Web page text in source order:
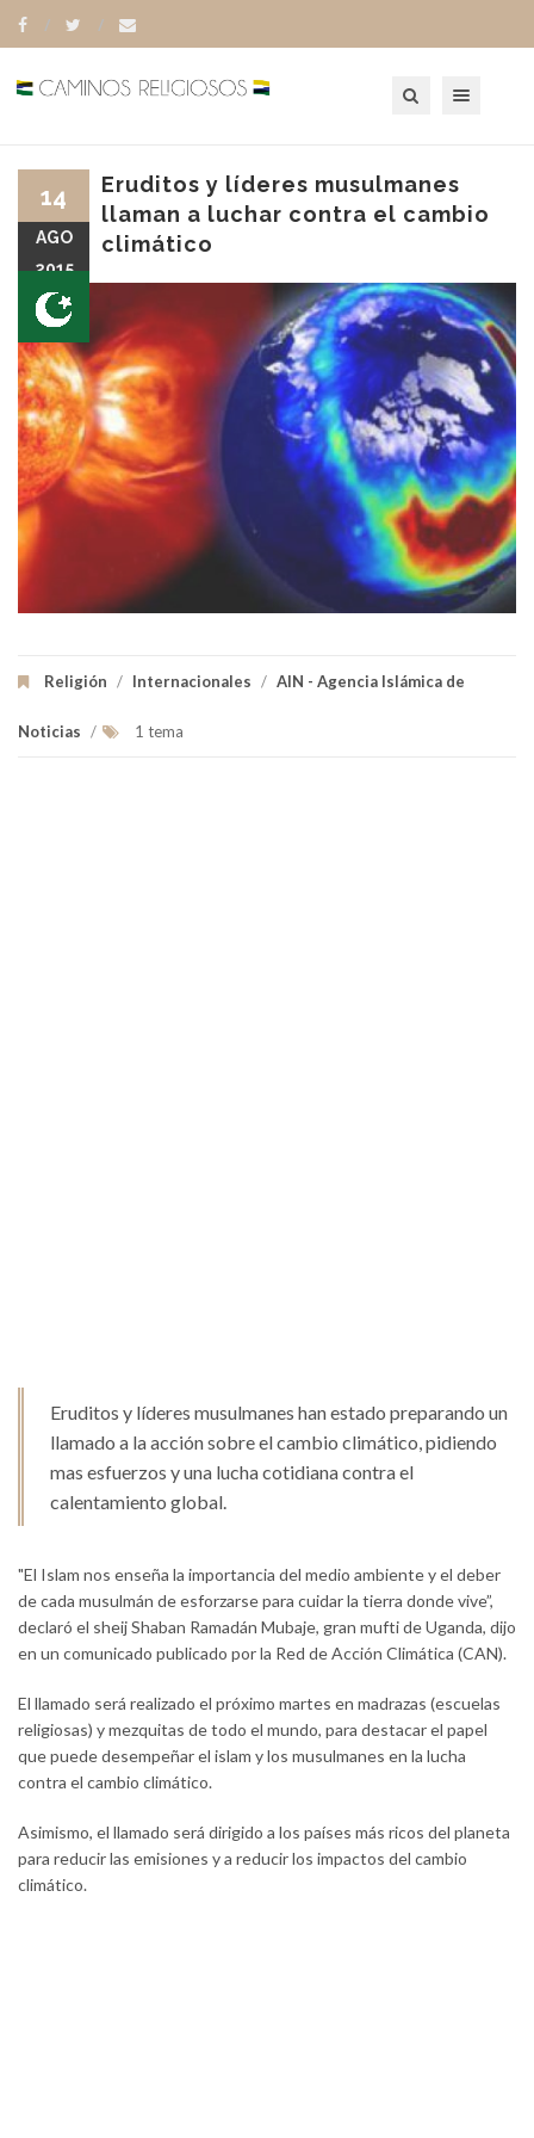
Eruditos y líderes musulmanes
llaman a luchar contra el cambio
climático
Religión / Internacionales / AIN - Agencia Islámica de
Noticias / 1 tema
14
AGO
2015
Eruditos y líderes musulmanes han estado preparando un
llamado a la acción sobre el cambio climático, pidiendo
mas esfuerzos y una lucha cotidiana contra el
calentamiento global.
"El Islam nos enseña la importancia del medio ambiente y el deber
de cada musulmán de esforzarse para cuidar la tierra donde vive”,
declaró el sheij Shaban Ramadán Mubaje, gran mufti de Uganda, dijo
en un comunicado publicado por la Red de Acción Climática (CAN).
El llamado será realizado el próximo martes en madrazas (escuelas
religiosas) y mezquitas de todo el mundo, para destacar el papel
que puede desempeñar el islam y los musulmanes en la lucha
contra el cambio climático.
Asimismo, el llamado será dirigido a los países más ricos del planeta
para reducir las emisiones y a reducir los impactos del cambio
climático.